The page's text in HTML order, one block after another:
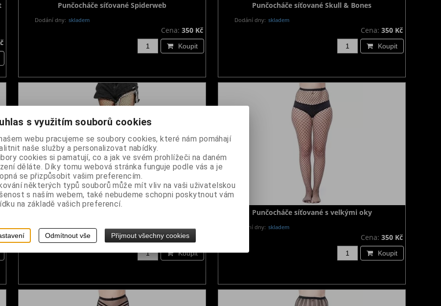
Punčocháče síťované Spiderweb
Dodání dny: skladem
Cena: 350 Kč
Koupit
Punčocháče síťované Skull & Bones
Dodání dny: skladem
Cena: 350 Kč
Koupit
Dodání dny:skladem
Cena:220 Kč
Koupit
Punčocháče síťované s velkými oky
Dodání dny: skladem
Cena: 350 Kč
Koupit
s využitím souborů cookies
webu pracujeme se soubory cookies, které nám pomáhají
naše služby a personalizovat nabídky.
cookies si pamatují, co a jak ve svém prohlížeči na daném
děláte. Díky tomu webová stránka funguje podle vás a je
se přizpůsobit vašim preferencím.
některých typů souborů může mít vliv na vaši uživatelskou
s naším webem, také nebudeme schopni poskytnout vám
na základě vašich preferencí.
Odmítnout vše Přijmout všechny cookies